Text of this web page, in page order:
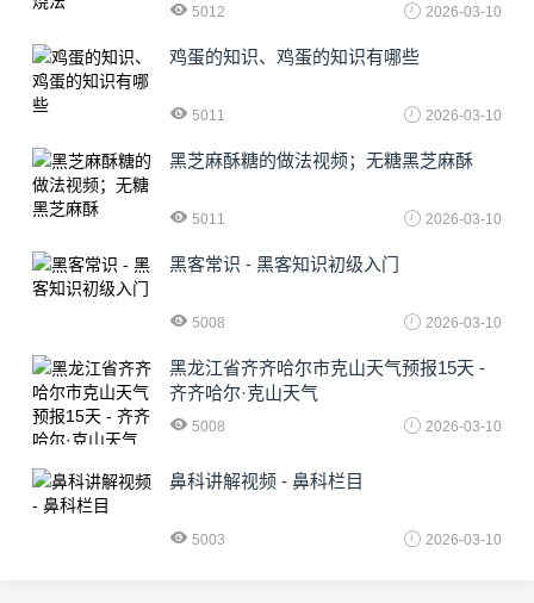
5012 2026-03-10
鸡蛋的知识、鸡蛋的知识有哪些
5011 2026-03-10
黑芝麻酥糖的做法视频；无糖黑芝麻酥
5011 2026-03-10
黑客常识 - 黑客知识初级入门
5008 2026-03-10
黑龙江省齐齐哈尔市克山天气预报15天 -
齐齐哈尔·克山天气
5008 2026-03-10
鼻科讲解视频 - 鼻科栏目
5003 2026-03-10